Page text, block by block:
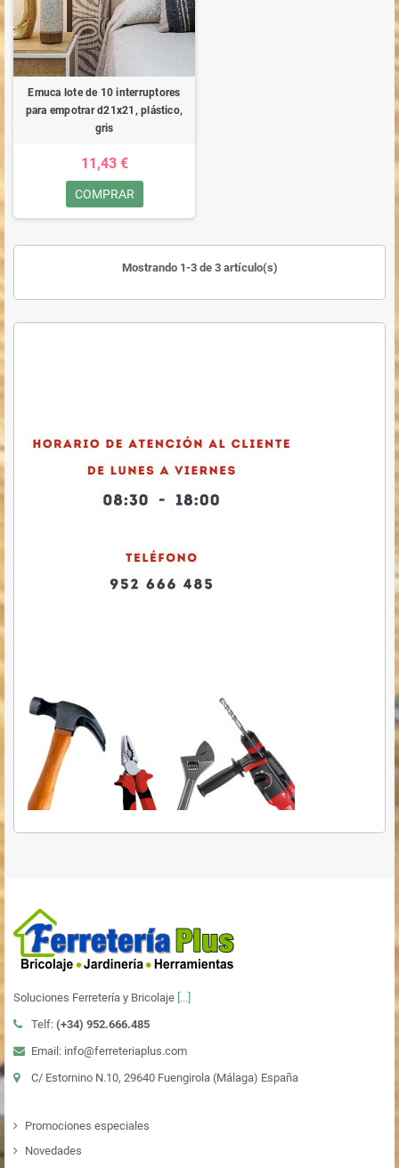
Emuca lote de 10 interruptores
para empotrar d21x21, plástico,
gris
11,43 €
COMPRAR
Mostrando 1-3 de 3 artículo(s)
Soluciones Ferretería y Bricolaje [...]
Telf: (+34) 952.666.485
Email: info@ferreteriaplus.com
C/ Estornino N.10, 29640 Fuengirola (Málaga) España
Promociones especiales
Novedades